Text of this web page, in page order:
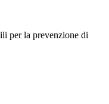
per la prevenzione di